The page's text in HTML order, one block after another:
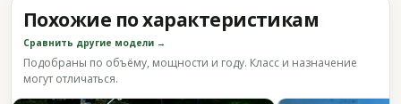
Похожие по характеристикам
Сравнить другие модели →
Подобраны по объёму, мощности и году. Класс и назначение
могут отличаться.